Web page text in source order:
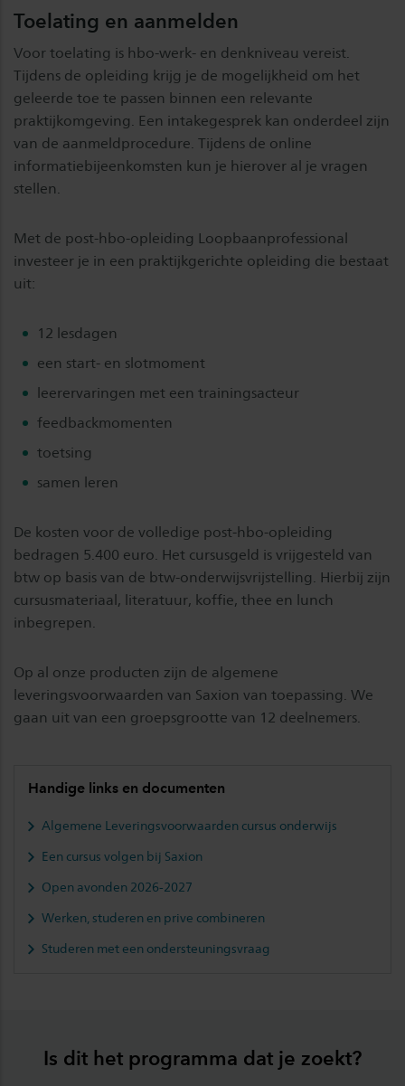
Toelating en aanmelden
Voor toelating is hbo-werk- en denkniveau vereist.
Tijdens de opleiding krijg je de mogelijkheid om het
geleerde toe te passen binnen een relevante
praktijkomgeving. Een intakegesprek kan onderdeel zijn
van de aanmeldprocedure. Tijdens de online
informatiebijeenkomsten kun je hierover al je vragen
stellen.
Met de post-hbo-opleiding Loopbaanprofessional
investeer je in een praktijkgerichte opleiding die bestaat
uit:
12 lesdagen
een start- en slotmoment
leerervaringen met een trainingsacteur
feedbackmomenten
toetsing
samen leren
De kosten voor de volledige post-hbo-opleiding
bedragen 5.400 euro. Het cursusgeld is vrijgesteld van
btw op basis van de btw-onderwijsvrijstelling. Hierbij zijn
cursusmateriaal, literatuur, koffie, thee en lunch
inbegrepen.
Op al onze producten zijn de algemene
leveringsvoorwaarden van Saxion van toepassing. We
gaan uit van een groepsgrootte van 12 deelnemers.
Handige links en documenten
Algemene Leveringsvoorwaarden cursus onderwijs
Een cursus volgen bij Saxion
Open avonden 2026-2027
Werken, studeren en prive combineren
Studeren met een ondersteuningsvraag
Is dit het programma dat je zoekt?